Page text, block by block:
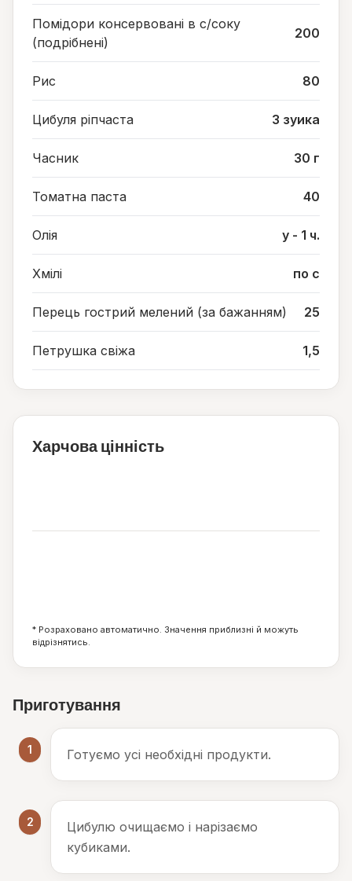
Помідори консервовані в с/соку
(подрібнені)
200
Рис 80
Цибуля ріпчаста 3 зуика
Часник 30 г
Томатна паста 40
Олія у - 1 ч.
Хмілі по с
Перець гострий мелений (за бажанням) 25
Петрушка свіжа 1,5
Харчова цінність
* Розраховано автоматично. Значення приблизні й можуть
відрізнятись.
Приготування
1 Готуємо усі необхідні продукти.
2
Цибулю очищаємо і нарізаємо
кубиками.